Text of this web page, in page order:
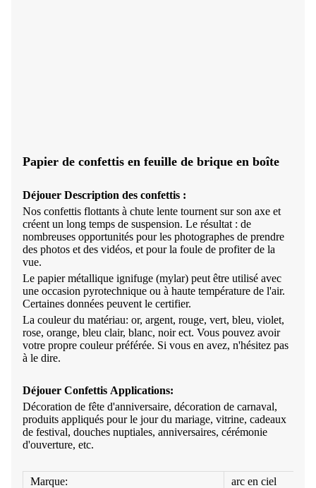
Papier de confettis en feuille de brique en boîte
Déjouer Description des confettis :
Nos confettis flottants à chute lente tournent sur son axe et
créent un long temps de suspension. Le résultat : de
nombreuses opportunités pour les photographes de prendre
des photos et des vidéos, et pour la foule de profiter de la
vue.
Le papier métallique ignifuge (mylar) peut être utilisé avec
une occasion pyrotechnique ou à haute température de l'air.
Certaines données peuvent le certifier.
La couleur du matériau: or, argent, rouge, vert, bleu, violet,
rose, orange, bleu clair, blanc, noir ect. Vous pouvez avoir
votre propre couleur préférée. Si vous en avez, n'hésitez pas
à le dire.
Déjouer Confettis Applications:
Décoration de fête d'anniversaire, décoration de carnaval,
produits appliqués pour le jour du mariage, vitrine, cadeaux
de festival, douches nuptiales, anniversaires, cérémonie
d'ouverture, etc.
Marque:
arc en ciel